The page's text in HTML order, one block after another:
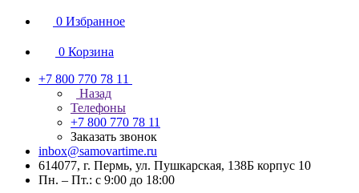
0 Избранное
0 Корзина
+7 800 770 78 11
Назад
Телефоны
+7 800 770 78 11
Заказать звонок
inbox@samovartime.ru
614077, г. Пермь, ул. Пушкарская, 138Б корпус 10
Пн. – Пт.: с 9:00 до 18:00